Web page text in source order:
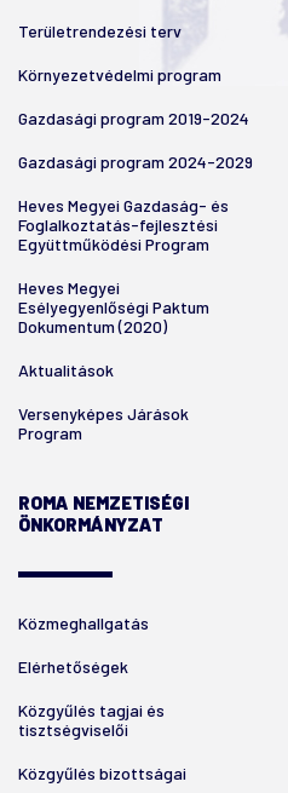
Területrendezési terv
Környezetvédelmi program
Gazdasági program 2019-2024
Gazdasági program 2024-2029
Heves Megyei Gazdaság- és
Foglalkoztatás-fejlesztési
Együttműködési Program
Heves Megyei
Esélyegyenlőségi Paktum
Dokumentum (2020)
Aktualitások
Versenyképes Járások
Program
ROMA NEMZETISÉGI
ÖNKORMÁNYZAT
Közmeghallgatás
Elérhetőségek
Közgyűlés tagjai és
tisztségviselői
Közgyűlés bizottságai